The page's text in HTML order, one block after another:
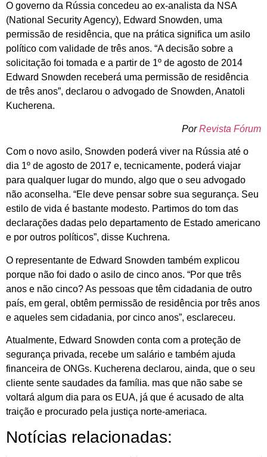
O governo da Rússia concedeu ao ex-analista da NSA
(National Security Agency), Edward Snowden, uma
permissão de residência, que na prática significa um asilo
político com validade de três anos. “A decisão sobre a
solicitação foi tomada e a partir de 1º de agosto de 2014
Edward Snowden receberá uma permissão de residência
de três anos”, declarou o advogado de Snowden, Anatoli
Kucherena.
PorRevista Fórum
Com o novo asilo, Snowden poderá viver na Rússia até o
dia 1º de agosto de 2017 e, tecnicamente, poderá viajar
para qualquer lugar do mundo, algo que o seu advogado
não aconselha. “Ele deve pensar sobre sua segurança. Seu
estilo de vida é bastante modesto. Partimos do tom das
declarações dadas pelo departamento de Estado americano
e por outros políticos”, disse Kuchrena.
O representante de Edward Snowden também explicou
porque não foi dado o asilo de cinco anos. “Por que três
anos e não cinco? As pessoas que têm cidadania de outro
país, em geral, obtêm permissão de residência por três anos
e aqueles sem cidadania, por cinco anos”, esclareceu.
Atualmente, Edward Snowden conta com a proteção de
segurança privada, recebe um salário e também ajuda
financeira de ONGs. Kucherena declarou, ainda, que o seu
cliente sente saudades da família. mas que não sabe se
voltará algum dia para os EUA, já que é acusado de alta
traição e procurado pela justiça norte-ameriaca.
Notícias relacionadas: